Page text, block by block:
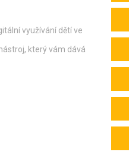
využívání dětí ve
který vám dává